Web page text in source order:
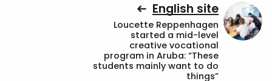
English site
Loucette Reppenhagen
started a mid-level
creative vocational
program in Aruba: “These
students mainly want to do
things”